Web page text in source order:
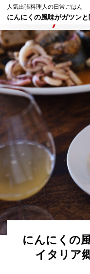
人気出張料理人の日常ごはん
にんにくの
イタリア